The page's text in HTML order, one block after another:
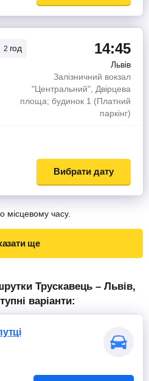
2 год 14:45
Львів
Залізничний вокзал
"Центральний", Двірцева
площа; будинок 1 (Платний
паркінг)
Вибрати дату
місцевому часу.
ще
варіанти: